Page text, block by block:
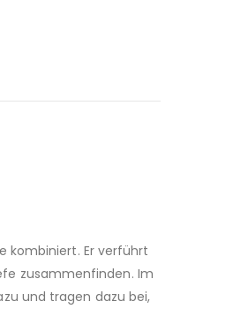
kombiniert. Er verführt
zusammenfinden. Im
und tragen dazu bei,